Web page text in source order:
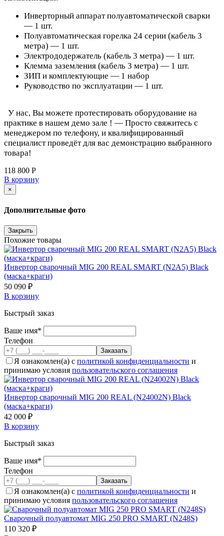
Инверторный аппарат полуавтоматической сварки
— 1 шт.
Полуавтоматическая горелка 24 серии (кабель 3
метра) — 1 шт.
Электрододержатель (кабель 3 метра) — 1 шт.
Клемма заземления (кабель 3 метра) — 1 шт.
ЗИП и комплектующие — 1 набор
Руководство по эксплуатации — 1 шт.
У нас, Вы можете протестировать оборудование на
практике в нашем демо зале ! — Просто свяжитесь с
менеджером по телефону, и квалифицированный
специалист проведёт для вас демонстрацию выбранного
товара!
118 800 Р
В корзину
×
Дополнительные фото
Закрыть
Похожие товары
Инвертор сварочный MIG 200 REAL SMART (N2A5) Black
(маска+краги)
50 090 ₽
В корзину
Быстрый заказ
Ваше имя*
Телефон
Я ознакомлен(а) с политикой конфиденциальности и
принимаю условия пользовательского соглашения
Инвертор сварочный MIG 200 REAL (N24002N) Black
(маска+краги)
42 000 ₽
В корзину
Быстрый заказ
Ваше имя*
Телефон
Я ознакомлен(а) с политикой конфиденциальности и
принимаю условия пользовательского соглашения
Cварочный полуавтомат MIG 250 PRO SMART (N248S)
110 320 ₽